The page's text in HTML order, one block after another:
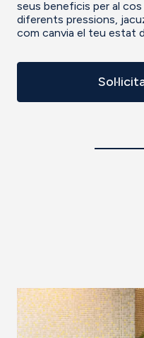
seus beneficis per al
diferents pressions,
com canvia el teu estat